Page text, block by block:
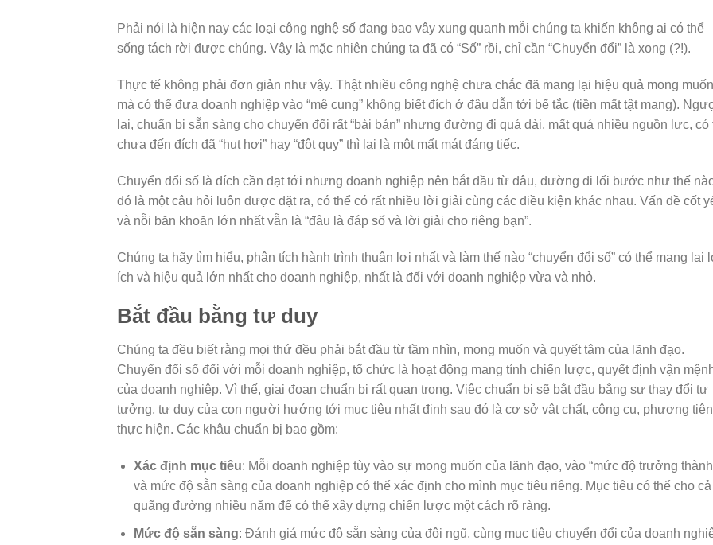
Phải nói là hiện nay các loại công nghệ số đang bao vây xung quanh mỗi chúng ta khiến không ai có thể
sống tách rời được chúng. Vậy là mặc nhiên chúng ta đã có “Số” rồi, chỉ cần “Chuyển đổi” là xong (?!).
Thực tế không phải đơn giản như vậy. Thật nhiều công nghệ chưa chắc đã mang lại hiệu quả mong muốn
mà có thể đưa doanh nghiệp vào “mê cung” không biết đích ở đâu dẫn tới bế tắc (tiền mất tật mang).
lại, chuẩn bị sẵn sàng cho chuyển đổi rất “bài bản” nhưng đường đi quá dài, mất quá nhiều nguồn lực, có
chưa đến đích đã “hụt hơi” hay “đột quỵ” thì lại là một mất mát đáng tiếc.
Chuyển đổi số là đích cần đạt tới nhưng doanh nghiệp nên bắt đầu từ đâu, đường đi lối bước như thế
đó là một câu hỏi luôn được đặt ra, có thể có rất nhiều lời giải cùng các điều kiện khác nhau. Vấn đề cốt
và nỗi băn khoăn lớn nhất vẫn là “đâu là đáp số và lời giải cho riêng bạn”.
Chúng ta hãy tìm hiểu, phân tích hành trình thuận lợi nhất và làm thế nào “chuyển đổi số” có thể mang lại
ích và hiệu quả lớn nhất cho doanh nghiệp, nhất là đối với doanh nghiệp vừa và nhỏ.
Bắt đầu bằng tư duy
Chúng ta đều biết rằng mọi thứ đều phải bắt đầu từ tầm nhìn, mong muốn và quyết tâm của lãnh đạo.
Chuyển đổi số đối với mỗi doanh nghiệp, tổ chức là hoạt động mang tính chiến lược, quyết định vận
của doanh nghiệp. Vì thế, giai đoạn chuẩn bị rất quan trọng. Việc chuẩn bị sẽ bắt đầu bằng sự thay đổi tư
tưởng, tư duy của con người hướng tới mục tiêu nhất định sau đó là cơ sở vật chất, công cụ, phương tiện
thực hiện. Các khâu chuẩn bị bao gồm:
Xác định mục tiêu: Mỗi doanh nghiệp tùy vào sự mong muốn của lãnh đạo, vào “mức độ trưởng
và mức độ sẵn sàng của doanh nghiệp có thể xác định cho mình mục tiêu riêng. Mục tiêu có thể cho cả
quãng đường nhiều năm để có thể xây dựng chiến lược một cách rõ ràng.
Mức độ sẵn sàng: Đánh giá mức độ sẵn sàng của đội ngũ, cùng mục tiêu chuyển đổi của doanh